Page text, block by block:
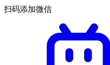
扫码添加微信